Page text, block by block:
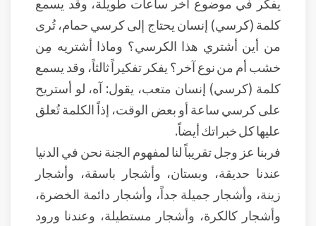
كلمة (كرسي) إنسان يحتاج إلى كرسي حمام، تُرى
من أين أشتري هذا الكرسي؟ وماذا أشتريه مِن
خشب أم من نوع آخر؟ يفكر تفكيراً ثالثاً، وقد يسمع
كلمة (كرسي) إنسان متعب، يقول: آه، لو أستريح
على كرسي ساعة أو بعض الوقت، إذاً الكلمة تُعلق
عليها كل خبراتك أيضاً.
فربنا عز وجل تقريباً لنا لمفهوم الجنة نحن في الدنيا
عندنا حديقة، وبستان، وأشجار باسقة، وأشجار
زينة، وأشجار جميلة جداً، وأشجار دائمة الخضرة،
وأشجار كالكرة، وأشجار مستطيلة، وعندنا ورود